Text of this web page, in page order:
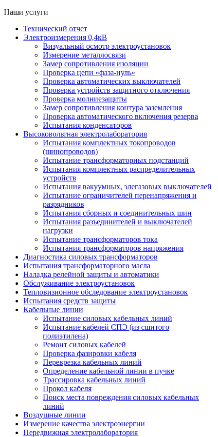
Наши услуги
Технический отчет
Электроизмерения 0,4кВ
Визуальный осмотр электроустановок
Измерение металлосвязи
Замер сопротивления изоляции
Проверка цепи «фаза-нуль»
Проверка автоматических выключателей
Проверка устройств защитного отключения
Проверка молниезащиты
Замер сопротивления контура заземления
Проверка автоматического включения резерва
Испытания конденсаторов
Высоковольтная электролаборатория
Испытания комплектных токопроводов
(шинопроводов)
Испытание трансформаторных подстанций
Испытания комплектных распределительных
устройств
Испытания вакуумных, элегазовых выключателей
Испытание ограничителей перенапряжения и
разрядников
Испытания сборных и соединительных шин
Испытания разъединителей и выключателей
нагрузки
Испытание трансформаторов тока
Испытания трансформаторов напряжения
Диагностика силовых трансформаторов
Испытания трансформаторного масла
Наладка релейной защиты и автоматики
Обслуживание электроустановок
Тепловизионное обследование электроустановок
Испытания средств защиты
Кабельные линии
Испытание силовых кабельных линий
Испытание кабелей СПЭ (из сшитого
полиэтилена)
Ремонт силовых кабелей
Проверка фазировки кабеля
Переврезка кабельных линий
Определение кабельной линии в пучке
Трассировка кабельных линий
Прокол кабеля
Поиск места повреждения силовых кабельных
линий
Воздушные линии
Измерение качества электроэнергии
Передвижная электролаборатория